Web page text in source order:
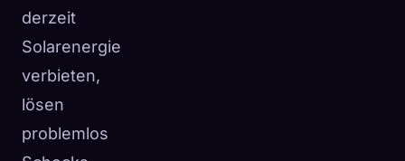
derzeit
Solarenergie
verbieten,
lösen
problemlos